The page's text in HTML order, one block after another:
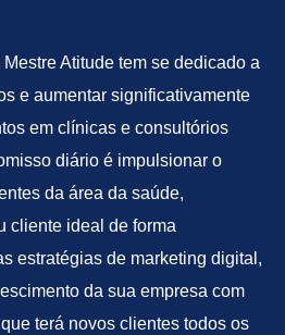
Atitude tem se dedicado a
e aumentar significativamente
em clínicas e consultórios
diário é impulsionar o
da área da saúde,
cliente ideal de forma
estratégias de marketing digital,
da sua empresa com
terá novos clientes todos os